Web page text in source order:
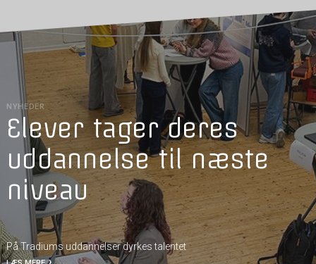
NYHEDER
Elever tager deres
uddannelse til næste
niveau
På Tradiums uddannelser dyrkes talentet